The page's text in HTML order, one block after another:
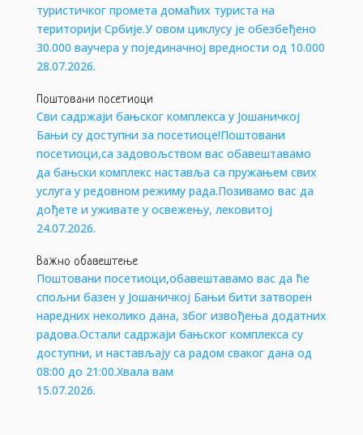
туристичког промета домаћих туриста на
територији Србије.У овом циклусу је обезбеђено
30.000 ваучера у појединачној вредности од 10.000
28.07.2026.
Поштовани посетиоци
Сви садржаји бањског комплекса у Јошаничкој
Бањи су доступни за посетиоце!Поштовани
посетиоци,са задовољством вас обавештавамо
да бањски комплекс наставља са пружањем свих
услуга у редовном режиму рада.Позивамо вас да
дођете и уживате у освежењу, лековитој
24.07.2026.
Важно обавештење
Поштовани посетиоци,обавештавамо вас да ће
спољни базен у Јошаничкој Бањи бити затворен
наредних неколико дана, због извођења додатних
радова.Остали садржаји бањског комплекса су
доступни, и настављају са радом сваког дана од
08:00 до 21:00.Хвала вам
15.07.2026.